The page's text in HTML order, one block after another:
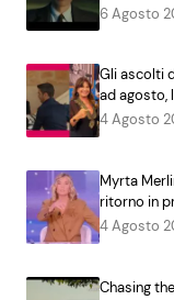
6 Agosto
Gli ascolti
ad agosto,
4 Agosto
Myrta
ritorno in
4 Agosto
Chasing